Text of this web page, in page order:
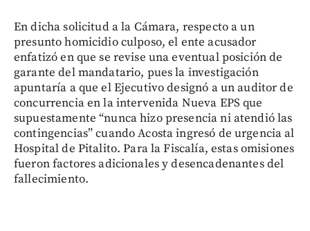
En dicha solicitud a la Cámara, respecto a un
presunto homicidio culposo, el ente acusador
enfatizó en que se revise una eventual posición de
garante del mandatario, pues la investigación
apuntaría a que el Ejecutivo designó a un auditor de
concurrencia en la intervenida Nueva EPS que
supuestamente “nunca hizo presencia ni atendió las
contingencias” cuando Acosta ingresó de urgencia al
Hospital de Pitalito. Para la Fiscalía, estas omisiones
fueron factores adicionales y desencadenantes del
fallecimiento.